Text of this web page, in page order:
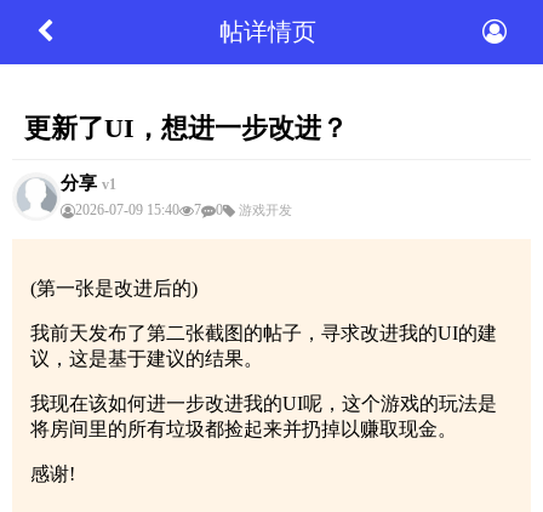
帖详情页
更新了UI，想进一步改进？
分享 v1
2026-07-09 15:40
7 0 游戏开发
(第一张是改进后的)
我前天发布了第二张截图的帖子，寻求改进我的UI的建
议，这是基于建议的结果。
我现在该如何进一步改进我的UI呢，这个游戏的玩法是
将房间里的所有垃圾都捡起来并扔掉以赚取现金。
感谢!